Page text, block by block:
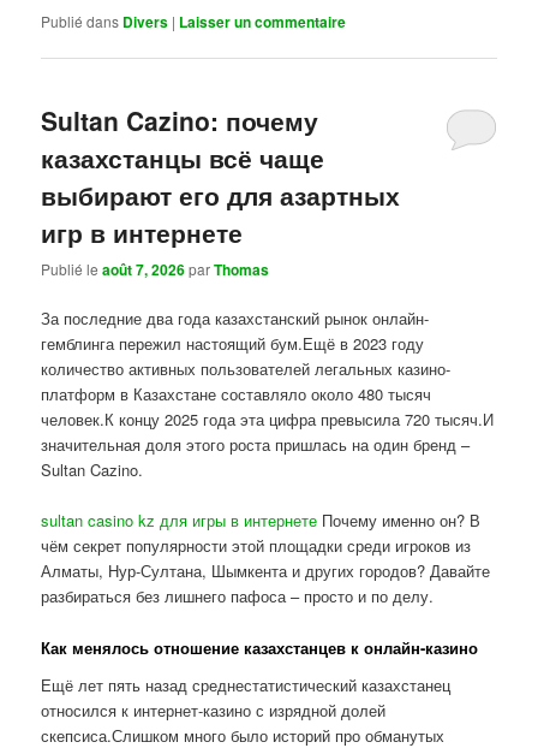
Publié dans Divers | Laisser un commentaire
Sultan Cazino: почему
казахстанцы всё чаще
выбирают его для азартных
игр в интернете
Publié leaoût 7, 2026parThomas
За последние два года казахстанский рынок онлайн-
гемблинга пережил настоящий бум.Ещё в 2023 году
количество активных пользователей легальных казино-
платформ в Казахстане составляло около 480 тысяч
человек.К концу 2025 года эта цифра превысила 720 тысяч.И
значительная доля этого роста пришлась на один бренд –
Sultan Cazino.
sultan casino kz для игры в интернете Почему именно он? В
чём секрет популярности этой площадки среди игроков из
Алматы, Нур-Султана, Шымкента и других городов? Давайте
разбираться без лишнего пафоса – просто и по делу.
Как менялось отношение казахстанцев к онлайн-казино
Ещё лет пять назад среднестатистический казахстанец
относился к интернет-казино с изрядной долей
скепсиса.Слишком много было историй про обманутых